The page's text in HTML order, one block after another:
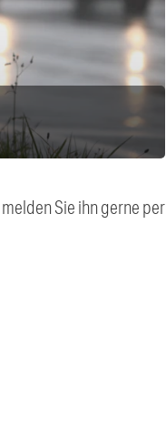
Sie ihn gerne per